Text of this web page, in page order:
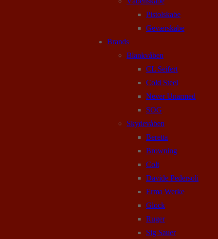
Pistolskabe
Geværskabe
Brands
Blankvåben
CL Seifert
Cold Steel
Never Unarmed
SOG
Skydevåben
Beretta
Browning
Colt
Davide Pedersoli
Erma Werke
Glock
Ruger
Sig Sauer